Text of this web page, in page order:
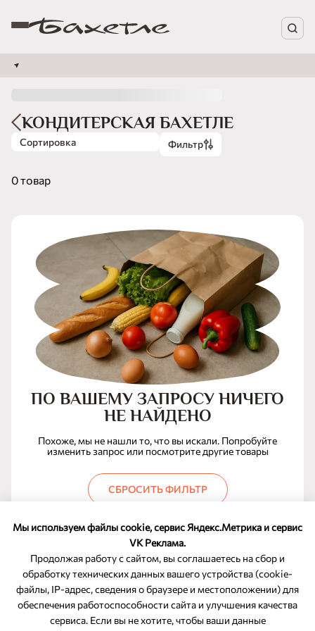
Мы используем файлы cookie, сервис Яндекс.Метрика и сервис
VK Реклама.
Продолжая работу с сайтом, вы соглашаетесь на сбор и
обработку технических данных вашего устройства (cookie-
файлы, IP-адрес, сведения о браузере и местоположении) для
обеспечения работоспособности сайта и улучшения качества
сервиса. Если вы не хотите, чтобы ваши данные
КОНДИТЕРСКАЯ БАХЕТЛЕ
Сортировка Фильтр
0 товар
ПО ВАШЕМУ ЗАПРОСУ НИЧЕГО
НЕ НАЙДЕНО
Похоже, мы не нашли то, что вы искали. Попробуйте
изменить запрос или посмотрите другие товары
СБРОСИТЬ ФИЛЬТР
ОБРАТНАЯ СВЯЗЬ
8-800-350-46-10